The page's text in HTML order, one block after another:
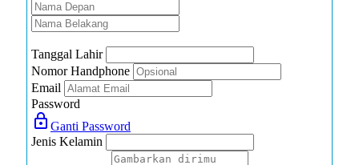
Tanggal Lahir
Nomor Handphone
Email
Password
lock_outline Ganti Password
Jenis Kelamin